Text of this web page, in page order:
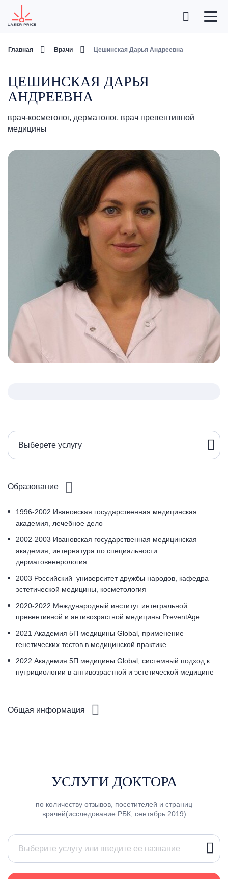
Главная Врачи Цешинская Дарья Андреевна
ЦЕШИНСКАЯ ДАРЬЯ
АНДРЕЕВНА
врач-косметолог, дерматолог, врач превентивной
медицины
Выберете услугу
Образование
1996-2002 Ивановская государственная медицинская
академия, лечебное дело
2002-2003 Ивановская государственная медицинская
академия, интернатура по специальности
дерматовенерология
2003 Российский университет дружбы народов, кафедра
эстетической медицины, косметология
2020-2022 Международный институт интегральной
превентивной и антивозрастной медицины PreventAge
2021 Академия 5П медицины Global, применение
генетических тестов в медицинской практике
2022 Академия 5П медицины Global, cистемный подход к
нутрициологии в антивозрастной и эстетической медицине
Общая информация
УСЛУГИ ДОКТОРА
по количеству отзывов, посетителей и страниц
врачей(исследование РБК, сентябрь 2019)